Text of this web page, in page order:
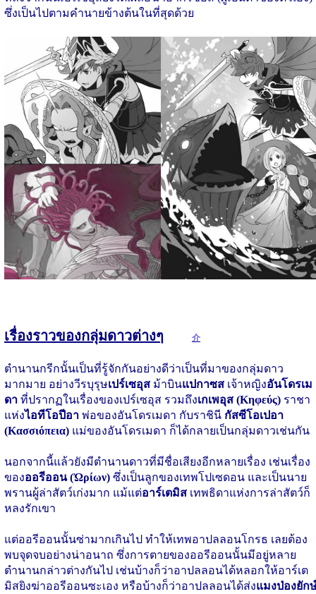
ซึ่งเป็นไปตามคำนายข้างต้นในที่สุดด้วย
เรื่องราวของกลุ่มดาวต่างๆ 介
ตำนานกรีกนั้นเป็นที่รู้จักกันอย่างดีว่าเป็นที่มาของกลุ่มดาว
มากมาย อย่างวีรบุรุษเปร์เซอุส ม้าบินแปกาซส เจ้าหญิงอันโดรเม
ดา ที่ปรากฏในเรื่องของเปร์เซอุส รวมถึงเกเพอุส (Κηφεύς) ราชา
แห่งไอทีโอปีอา พ่อของอันโดรเมดา กับราชินี กัสซีโอเปอา
(Κασσιόπεια) แม่ของอันโดรเมดา ก็ได้กลายเป็นกลุ่มดาวเช่นกัน
นอกจากนี้แล้วยังมีตำนานดาวที่มีชื่อเสียงอีกหลายเรื่อง เช่นเรื่อง
ของออรีออน (Ὠρίων) ซึ่งเป็นลูกของเทพโปเซดอน และเป็นนาย
พรานผู้ล่าสัตว์เก่งมาก แม้แต่อาร์เตมิส เทพธิดาแห่งการล่าสัตว์ก็
หลงรักเขา
แต่ออรีออนนั้นซ่ามากเกินไป ทำให้เทพอาปลลอนโกรธ เลยต้อง
พบจุดจบอย่างน่าอนาถ ซึ่งการตายของออรีออนนั้นมีอยู่หลาย
ตำนานกล่าวต่างกันไป เช่นบ้างก็ว่าอาปลลอนได้หลอกให้อาร์เต
มิสยิงฆ่าออรีออนซะเอง หรือบ้างก็ว่าอาปลลอนได้ส่งแมงป่องยัก